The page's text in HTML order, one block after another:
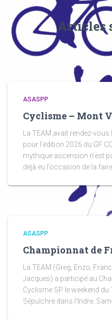
Articles
ASASPP
Cyclisme – Mont
La TEAM avait rendez-
pour l’édition 2026 du GF
mythique ascension n’est
déjà eu l’occasion de la faire.
ASASPP
Championnat de
La TEAM (Greg, Enzo,
Jacques) a participé au
Cyclisme SP le weekend
Sépulchre dans l’Indre.